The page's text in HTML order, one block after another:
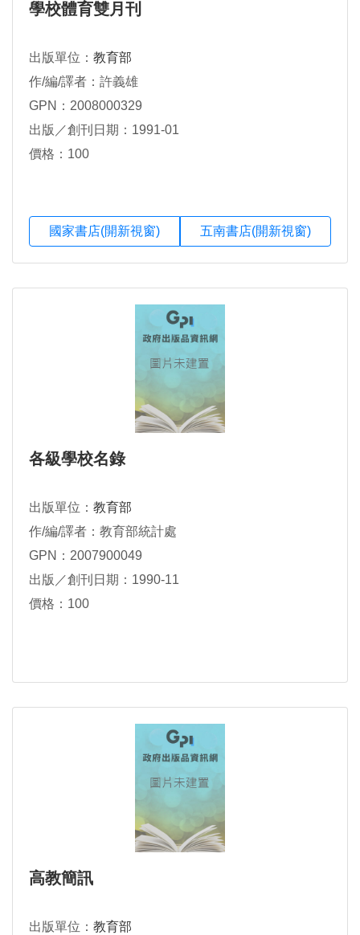
學校體育雙月刊
出版單位： 教育部
作/編/譯者：許義雄
GPN：2008000329
出版／創刊日期：1991-01
價格：100
國家書店(開新視窗) 五南書店(開新視窗)
各級學校名錄
出版單位： 教育部
作/編/譯者：教育部統計處
GPN：2007900049
出版／創刊日期：1990-11
價格：100
高教簡訊
出版單位： 教育部